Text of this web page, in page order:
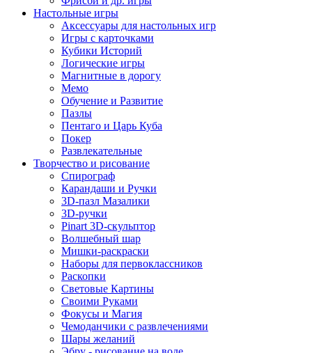
Настольные игры
Аксессуары для настольных игр
Игры с карточками
Кубики Историй
Логические игры
Магнитные в дорогу
Мемо
Обучение и Развитие
Пазлы
Пентаго и Царь Куба
Покер
Развлекательные
Творчество и рисование
Спирограф
Карандаши и Ручки
3D-пазл Мазалики
3D-ручки
Pinart 3D-скульптор
Волшебный шар
Мишки-раскраски
Наборы для первоклассников
Раскопки
Световые Картины
Своими Руками
Фокусы и Магия
Чемоданчики с развлечениями
Шары желаний